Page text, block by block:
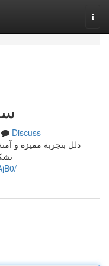
Discuss
دلل بتجربة مميزة و